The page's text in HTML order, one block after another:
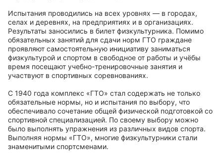
Испытания проводились на всех уровнях — в городах,
селах и деревнях, на предприятиях и в организациях.
Результаты заносились в билет физкультурника. Помимо
обязательных занятий для сдачи норм ГТО граждане
проявляют самостоятельную инициативу заниматься
физкультурой и спортом в свободное от работы и учёбы
время посещают учебно-тренировочные занятия и
участвуют в спортивных соревнованиях.
С 1940 года комплекс «ГТО» стал содержать не только
обязательные нормы, но и испытания по выбору, что
обеспечивало сочетание общей физической подготовкой со
спортивной специализацией. По своему выбору можно
было выполнять упражнения из различных видов спорта.
Выполняя нормы «ГТО», многие физкультурники стали
знаменитыми спортсменами.